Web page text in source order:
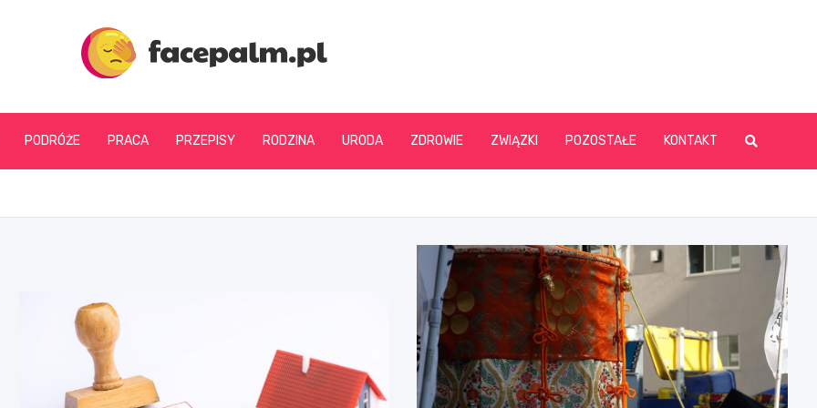
facepalm.pl
PODRÓŻE PRACA PRZEPISY RODZINA URODA ZDROWIE ZWIĄZKI POZOSTAŁE KONTAKT